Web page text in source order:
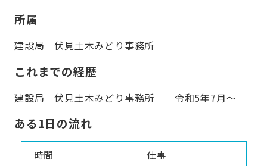
所属
建設局 伏見土木みどり事務所
これまでの経歴
建設局 伏見土木みどり事務所 令和5年7月～
ある1日の流れ
時間
仕事